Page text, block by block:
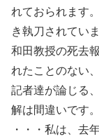
れておられます
き執刀されていま
和田教授の死去
れたことのない
記者達が論じる
解は間違いです。
・・・私は、去